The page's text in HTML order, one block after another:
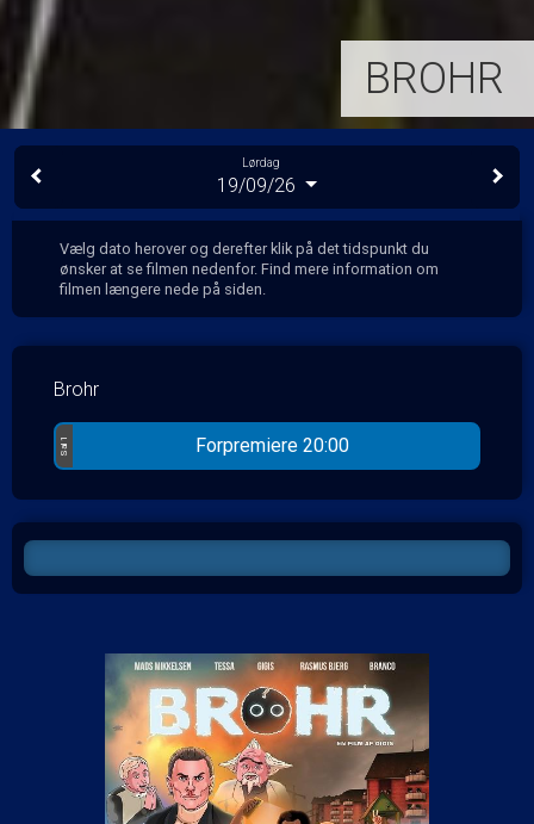
BROHR
Lørdag
19/09/26
Vælg dato herover og derefter klik på det tidspunkt du
ønsker at se filmen nedenfor. Find mere information om
filmen længere nede på siden.
Brohr
Sal 1 Forpremiere 20:00